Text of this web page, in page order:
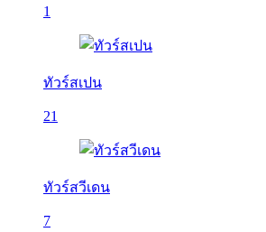
1
ทัวร์สเปน
21
ทัวร์สวีเดน
7